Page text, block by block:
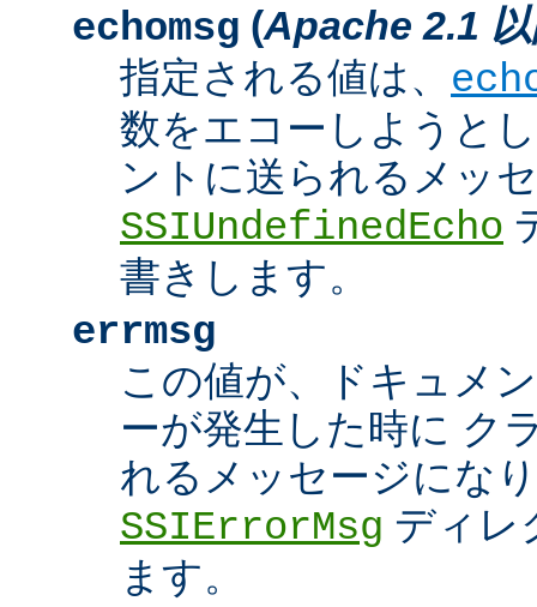
echomsg (Apache 2.1
指定される値は、
数をエコーしようと
ントに送られるメッ
SSIUndefinedEcho
書きします。
errmsg
この値が、ドキュメ
ーが発生した時に ク
れるメッセージにな
SSIErrorMsg ディレ
ます。